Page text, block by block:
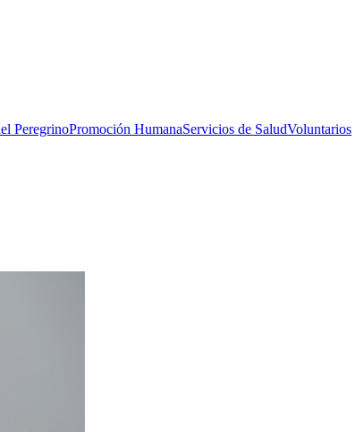
PeregrinoPromoción HumanaServicios de SaludVoluntarios